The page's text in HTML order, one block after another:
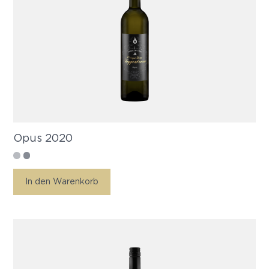
Opus 2020
In den Warenkorb